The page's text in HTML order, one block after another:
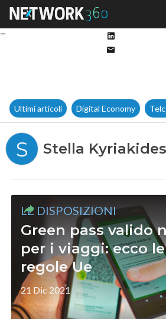
Ultimi articoli Digital Economy
S Stella Kyriakides
LE DISPOSIZIONI
Green pass valido
per i viaggi: ecco
regole Ue
21 Dic 2021